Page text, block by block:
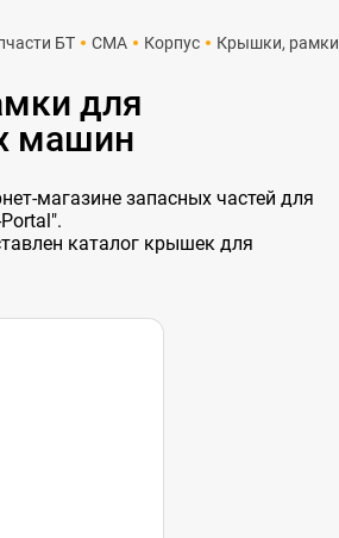
БТ СМА Корпус Крышки, рамки
для
машин
магазине запасных частей для
каталог крышек для